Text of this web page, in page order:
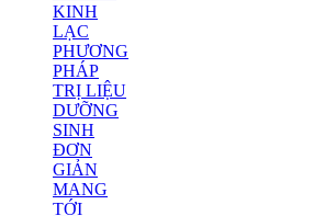
KINH
LẠC
PHƯƠNG
PHÁP
TRỊ LIỆU
DƯỠNG
SINH
ĐƠN
GIẢN
MANG
TỚI